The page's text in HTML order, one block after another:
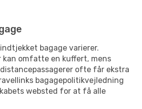
bagage varierer.
kan omfatte en kuffert, mens
ofte får ekstra
bagagepolitikvejledning
websted for at få alle